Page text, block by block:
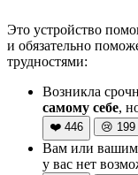
Это устройство
и обязательно
трудностями:
Возникла
самому себе,
❤️ 446 😢 199
Вам или
у вас нет